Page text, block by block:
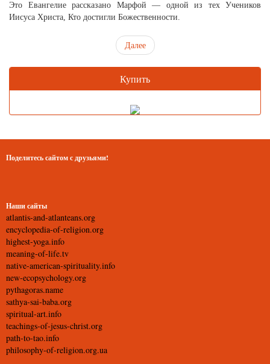
Это Евангелие рассказано Марфой — одной из тех Учеников
Иисуса Христа, Кто достигли Божественности.
Далее
Купить
Поделитесь сайтом с друзьями!
Наши сайты
atlantis-and-atlanteans.org
encyclopedia-of-religion.org
highest-yoga.info
meaning-of-life.tv
native-american-spirituality.info
new-ecopsychology.org
pythagoras.name
sathya-sai-baba.org
spiritual-art.info
teachings-of-jesus-christ.org
path-to-tao.info
philosophy-of-religion.org.ua